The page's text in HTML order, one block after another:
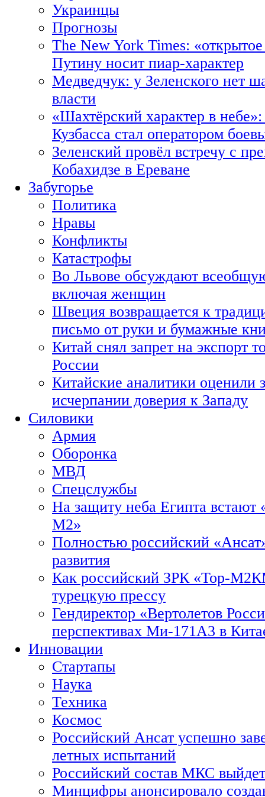
Украинцы
Прогнозы
The New York Times:
Путину носит пиар-характер
Медведчук: у Зеленского нет
власти
«Шахтёрский характер в
Кузбасса стал оператором
Зеленский провёл встречу с
Кобахидзе в Ереване
Забугорье
Политика
Нравы
Конфликты
Катастрофы
Во Львове обсуждают
включая женщин
Швеция возвращается к
письмо от руки и бумажные
Китай снял запрет на экспорт
России
Китайские аналитики оценили
исчерпании доверия к Западу
Силовики
Армия
Оборонка
МВД
Спецслужбы
На защиту неба Египта встают
М2»
Полностью российский
развития
Как российский ЗРК «Тор-
турецкую прессу
Гендиректор «Вертолетов
перспективах Ми-171А3 в
Инновации
Стартапы
Наука
Техника
Космос
Российский Ансат успешно
летных испытаний
Российский состав МКС
Минцифры анонсировало